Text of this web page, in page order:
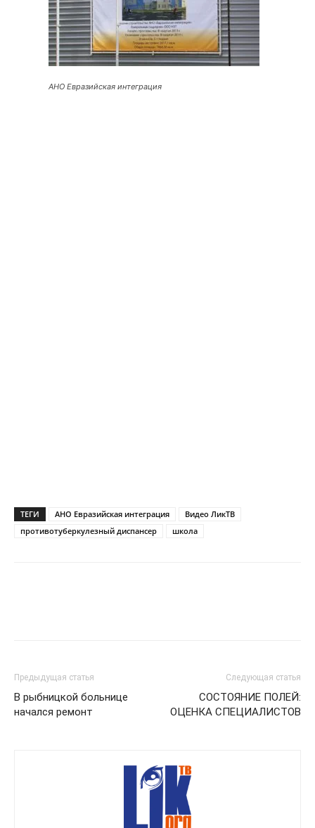
АНО Евразийская интеграция
ТЕГИ АНО Евразийская интеграция
Видео ЛикТВ
противотуберкулезный диспансер
школа
Предыдущая статья
В рыбницкой больнице
начался ремонт
Следующая статья
СОСТОЯНИЕ ПОЛЕЙ:
ОЦЕНКА СПЕЦИАЛИСТОВ